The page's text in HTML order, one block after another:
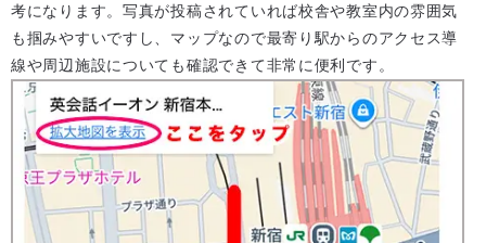
考になります。写真が投稿されていれば校舎や教室内の雰囲気
も掴みやすいですし、マップなので最寄り駅からのアクセス導
線や周辺施設についても確認できて非常に便利です。